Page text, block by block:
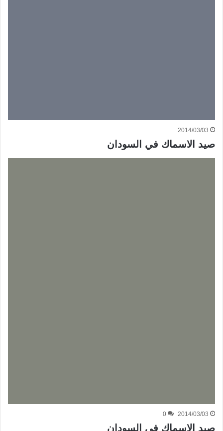
2014/03/03
صيد الاسماك في السودان
2014/03/03
0
صيد الاسماك في السودان